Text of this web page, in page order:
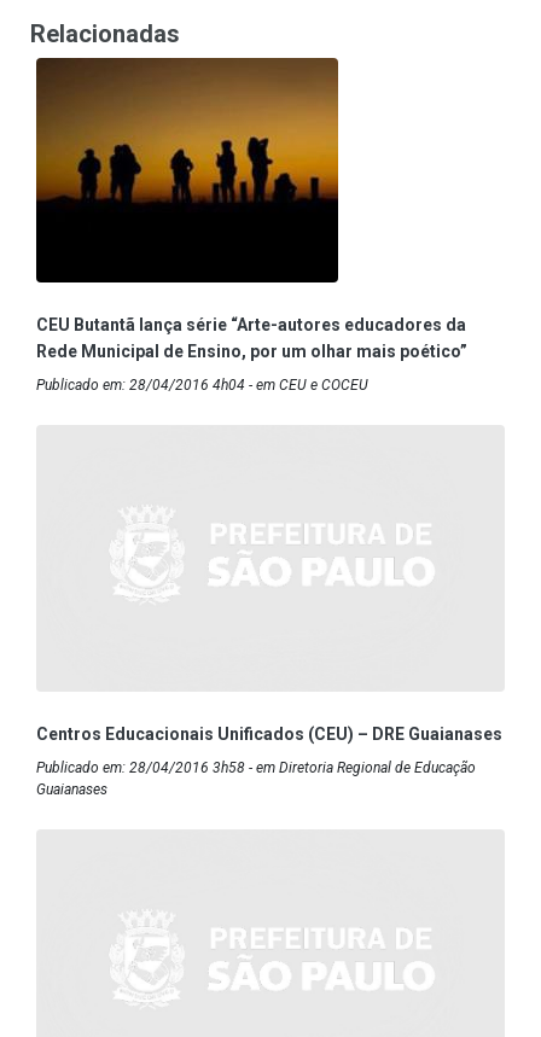
Relacionadas
CEU Butantã lança série “Arte-autores educadores da
Rede Municipal de Ensino, por um olhar mais poético”
Publicado em: 28/04/2016 4h04 - em CEU e COCEU
Centros Educacionais Unificados (CEU) – DRE Guaianases
Publicado em: 28/04/2016 3h58 - em Diretoria Regional de Educação
Guaianases